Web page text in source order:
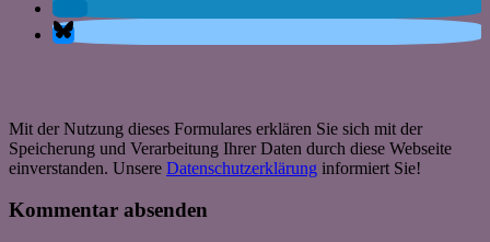
Mit der Nutzung dieses Formulares erklären Sie sich mit der
Speicherung und Verarbeitung Ihrer Daten durch diese Webseite
einverstanden. Unsere Datenschutzerklärung informiert Sie!
Kommentar absenden